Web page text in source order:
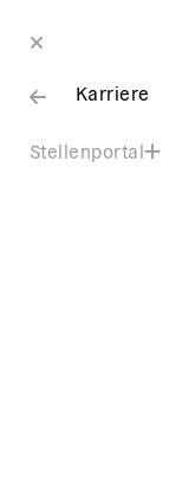
Karriere
Stellenportal